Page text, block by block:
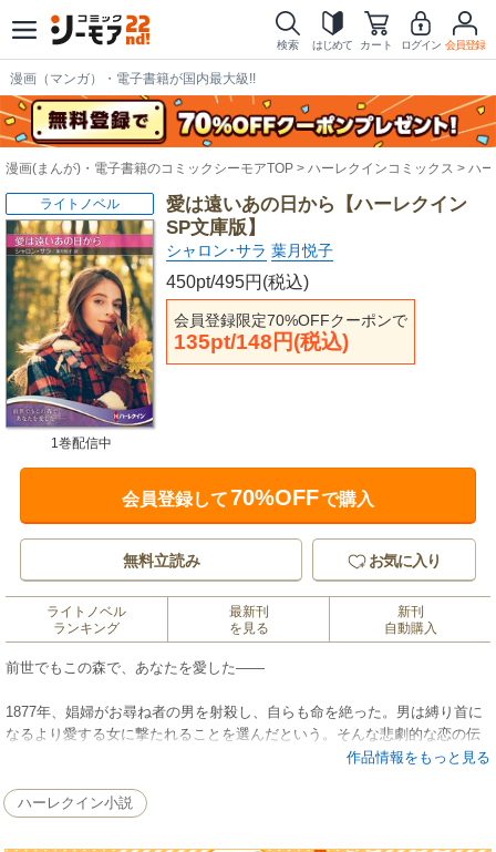
検索 はじめて カート ログイン 会員登録
漫画（マンガ）・電子書籍が国内最大級!!
漫画(まんが)・電子書籍のコミックシーモアTOP ハーレクインコミックス ハ
愛は遠いあの日から【ハーレクイン
SP文庫版】
シャロン･サラ 葉月悦子
450pt/495円(税込)
会員登録限定70%OFFクーポンで
135pt/148円(税込)
ライトノベル
1巻配信中
会員登録して70%OFFで購入
無料立読み お気に入り
ライトノベル
ランキング
最新刊
を見る
新刊
自動購入
前世でもこの森で、あなたを愛した――
1877年、娼婦がお尋ね者の男を射殺し、自らも命を絶った。男は縛り首に
なるより愛する女に撃たれることを選んだという。そんな悲劇的な恋の伝
説などまったく知らないレイチェルは、最近、自分に起こっていることが
いたかと思うと、目覚めたときには涙を流しながら森にたたずんでいる。
そんな姿を、ある夜とうとう見知らぬ男に目撃されてしまった。いいえ、
作品情報をもっと見る
ハーレクイン小説